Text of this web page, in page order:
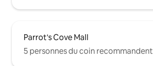
Parrot's Cove Mall
5 personnes du coin recommandent